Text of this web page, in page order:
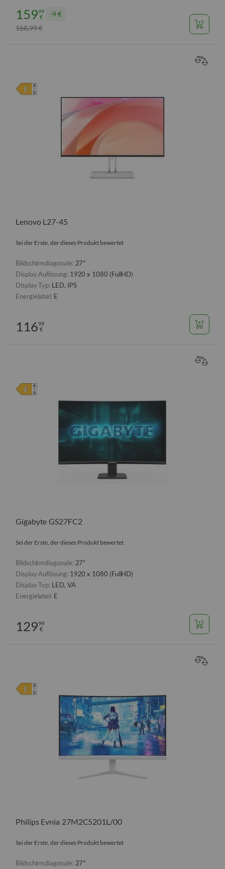
15999
€
9 €
168,99€
Lenovo L27-45
Sei der Erste, der dieses Produkt bewertet
Bildschirmdiagonale: 27"
Display Auflösung: 1920 x 1080 (FullHD)
Display Typ: LED, IPS
Energielabel: E
11699
€
Gigabyte GS27FC2
Sei der Erste, der dieses Produkt bewertet
Bildschirmdiagonale: 27"
Display Auflösung: 1920 x 1080 (FullHD)
Display Typ: LED, VA
Energielabel: E
12999
€
Philips Evnia 27M2C5201L/00
Sei der Erste, der dieses Produkt bewertet
Bildschirmdiagonale: 27"